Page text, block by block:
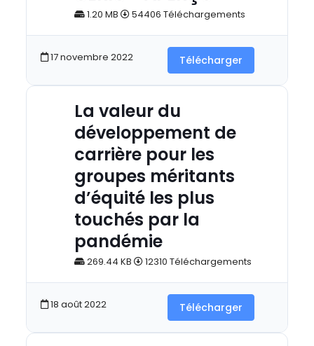
1.20 MB 54406 Téléchargements
17 novembre 2022 Télécharger
La valeur du
développement de
carrière pour les
groupes méritants
d’équité les plus
touchés par la
pandémie
269.44 KB 12310 Téléchargements
18 août 2022 Télécharger